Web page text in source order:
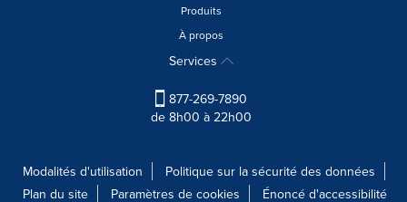
update
Produits
À propos
Services
877-269-7890
de 8h00 à 22h00
Modalités d'utilisation
Politique sur la sécurité des données
Plan du site
Paramètres de cookies Énoncé d'accessibilité